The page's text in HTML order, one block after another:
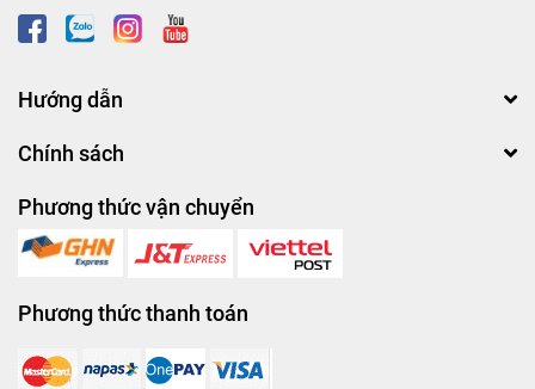
Hướng dẫn
Chính sách
Phương thức vận chuyển
Phương thức thanh toán